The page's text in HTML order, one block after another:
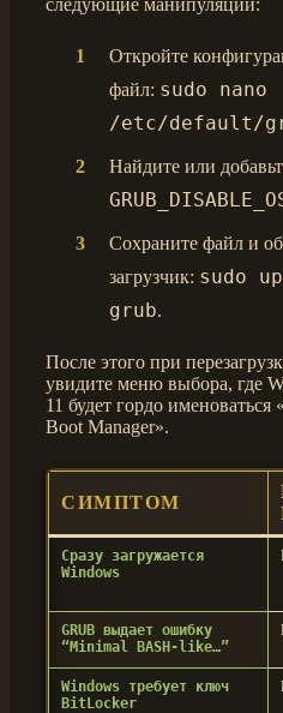
Откройте
файл: sudo nano
/etc/default/
Найдите или
Сохраните файл и
загрузчик: sudo
grub.
После этого при
увидите меню выбора, где
11 будет гордо именоваться
Boot Manager».
СИМПТОМ
Сразу загружается
Windows
GRUB выдает ошибку
“Minimal BASH-like…”
Windows требует ключ
BitLocker